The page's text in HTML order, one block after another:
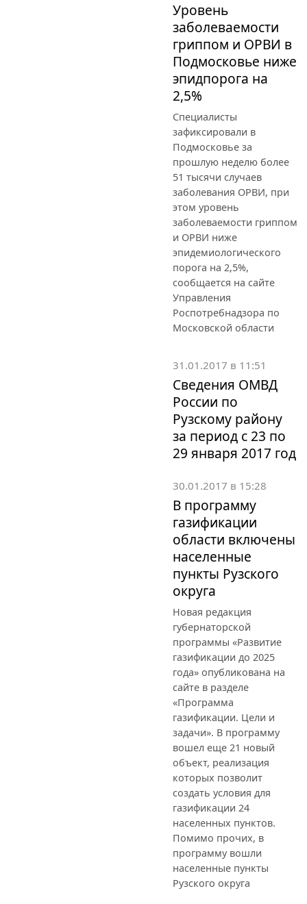
Уровень
заболеваемости
гриппом и ОРВИ в
Подмосковье ниже
эпидпорога на
2,5%
Специалисты
зафиксировали в
Подмосковье за
прошлую неделю более
51 тысячи случаев
заболевания ОРВИ, при
этом уровень
заболеваемости гриппом
и ОРВИ ниже
эпидемиологического
порога на 2,5%,
сообщается на сайте
Управления
Роспотребнадзора по
Московской области
31.01.2017 в 11:51
Сведения ОМВД
России по
Рузскому району
за период с 23 по
29 января 2017 год
30.01.2017 в 15:28
В программу
газификации
области включены
населенные
пункты Рузского
округа
Новая редакция
губернаторской
программы «Развитие
газификации до 2025
года» опубликована на
сайте в разделе
«Программа
газификации. Цели и
задачи». В программу
вошел еще 21 новый
объект, реализация
которых позволит
создать условия для
газификации 24
населенных пунктов.
Помимо прочих, в
программу вошли
населенные пункты
Рузского округа